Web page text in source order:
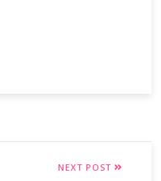
NEXT POST